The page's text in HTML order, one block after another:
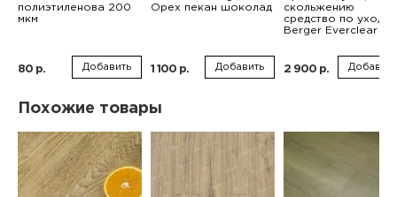
полиэтиленова 200
мкм
80 р. Добавить
Орех пекан шоколад
1 100 р. Добавить
скольжению
средство по уходу
Berger Everclear 1л
2 900 р. Добавить
Похожие товары